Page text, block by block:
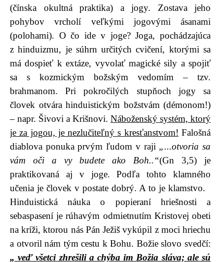
(čínska okultná praktika) a jogy. Zostava jeho
pohybov vrcholí veľkými jogovými ásanami
(polohami). O čo ide v joge? Joga, pochádzajúca
z hinduizmu, je súhrn určitých cvičení, ktorými sa
má dospieť k extáze, vyvolať magické sily a spojiť
sa s kozmickým božským vedomím – tzv.
brahmanom. Pri pokročilých stupňoch jogy sa
človek otvára hinduistickým božstvám (démonom!)
– napr. Šivovi a Krišnovi. Náboženský systém, ktorý
je za jogou, je nezlučiteľný s kresťanstvom! Falošná
diablova ponuka prvým ľudom v raji „...otvoria sa
vám oči a vy budete ako Boh..“(Gn 3,5) je
praktikovaná aj v joge. Podľa tohto klamného
učenia je človek v postate dobrý. A to je klamstvo.
Hinduistická náuka o popieraní hriešnosti a
sebaspasení je rúhavým odmietnutím Kristovej obeti
na kríži, ktorou nás Pán Ježiš vykúpil z moci hriechu
a otvoril nám tým cestu k Bohu. Božie slovo svedčí:
„ veď všetci zhrešili a chýba im Božia sláva; ale sú